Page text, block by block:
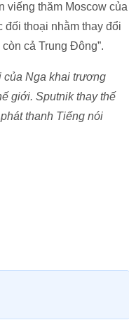
viếng thăm Moscow của
đối thoại nhằm thay đổi
cả Trung Đông”.
của Nga khai trương
giới. Sputnik thay thế
thanh Tiếng nói